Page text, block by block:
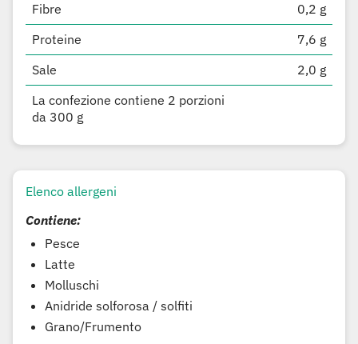
Fibre
0,2 g
Proteine
7,6 g
Sale
2,0 g
La confezione contiene 2 porzioni
da 300 g
Elenco allergeni
Contiene:
Pesce
Latte
Molluschi
Anidride solforosa / solfiti
Grano/Frumento